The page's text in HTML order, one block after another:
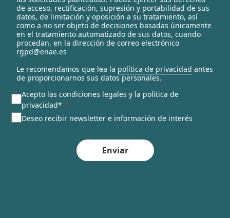
c
t
e
d
de acceso, rectificación, supresión y portabilidad de sus
datos, de limitación y oposición a su tratamiento, así
como a no ser objeto de decisiones basadas únicamente
en el tratamiento automatizado de sus datos, cuando
procedan, en la dirección de correo electrónico
rgpd@enae.es
Le recomendamos que lea la política de privacidad antes
de proporcionarnos sus datos personales.
Acepto las condiciones legales y la política de
privacidad*
Deseo recibir newsletter e información de interés
Enviar